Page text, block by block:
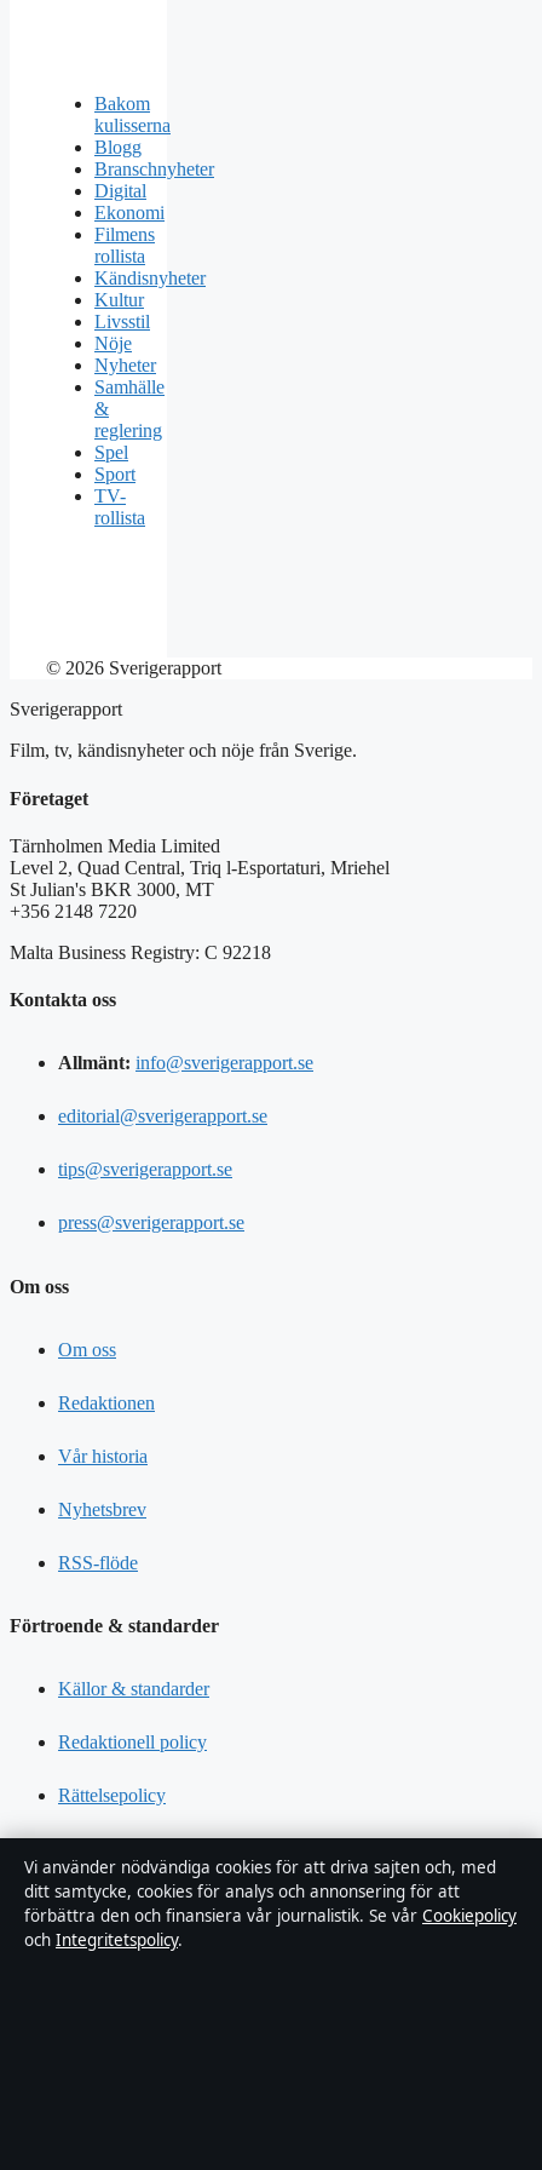
Bakom
kulisserna
Blogg
Branschnyheter
Digital
Ekonomi
Filmens
rollista
Kändisnyheter
Kultur
Livsstil
Nöje
Nyheter
Samhälle
&
reglering
Spel
Sport
TV-
rollista
© 2026 Sverigerapport
Sverigerapport
Film, tv, kändisnyheter och nöje från Sverige.
Företaget
Tärnholmen Media Limited
Level 2, Quad Central, Triq l-Esportaturi, Mriehel
St Julian's BKR 3000, MT
+356 2148 7220
Malta Business Registry: C 92218
Kontakta oss
Allmänt: info@sverigerapport.se
editorial@sverigerapport.se
tips@sverigerapport.se
press@sverigerapport.se
Om oss
Om oss
Redaktionen
Vår historia
Nyhetsbrev
RSS-flöde
Förtroende & standarder
Källor & standarder
Redaktionell policy
Rättelsepolicy
Kändisar & integritet
Integritetspolicy
Vi använder nödvändiga cookies för att driva sajten och, med
ditt samtycke, cookies för analys och annonsering för att
förbättra den och finansiera vår journalistik. Se vår Cookiepolicy
och Integritetspolicy.